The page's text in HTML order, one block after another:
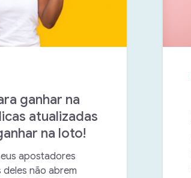
ganhar na
atualizadas
na loto!
apostadores
não abrem